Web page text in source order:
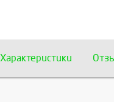
Характеристики